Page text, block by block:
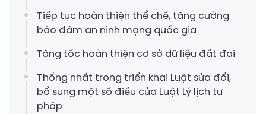
Tiếp tục hoàn thiện thể chế, tăng cường
bảo đảm an ninh mạng quốc gia
Tăng tốc hoàn thiện cơ sở dữ liệu đất đai
Thống nhất trong triển khai Luật sửa đổi,
bổ sung một số điều của Luật Lý lịch tư
pháp